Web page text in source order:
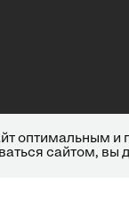
оптимальным
сайтом, вы